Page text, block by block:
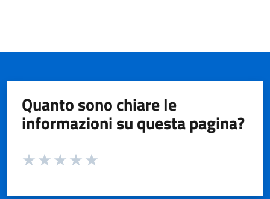
Quanto sono chiare le
informazioni su questa pagina?
Valuta da 1 a 5 stelle la pagina